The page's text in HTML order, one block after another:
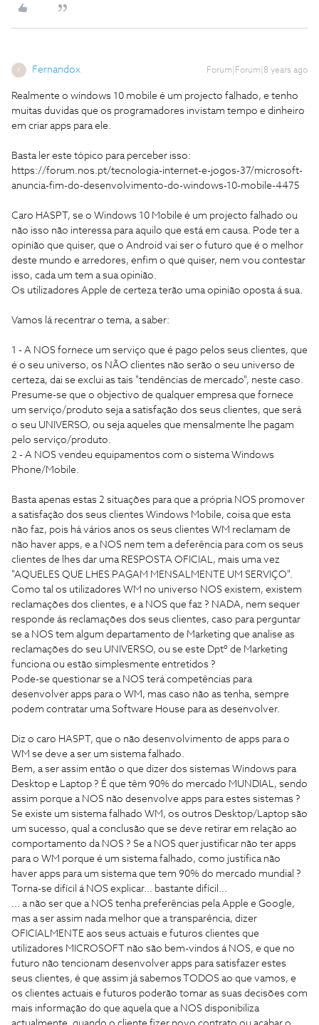
Fernandox Forum|Forum|8 years ago
Realmente o windows 10 mobile é um projecto falhado, e tenho
muitas duvidas que os programadores invistam tempo e dinheiro
em criar apps para ele.
Basta ler este tópico para perceber isso:
https://forum.nos.pt/tecnologia-internet-e-jogos-37/microsoft-
anuncia-fim-do-desenvolvimento-do-windows-10-mobile-4475
Caro HASPT, se o Windows 10 Mobile é um projecto falhado ou
não isso não interessa para aquilo que está em causa. Pode ter a
opinião que quiser, que o Android vai ser o futuro que é o melhor
deste mundo e arredores, enfim o que quiser, nem vou contestar
isso, cada um tem a sua opinião.
Os utilizadores Apple de certeza terão uma opinião oposta á sua.
Vamos lá recentrar o tema, a saber:
1 - A NOS fornece um serviço que é pago pelos seus clientes, que
é o seu universo, os NÃO clientes não serão o seu universo de
certeza, dai se exclui as tais "tendências de mercado", neste caso.
Presume-se que o objectivo de qualquer empresa que fornece
um serviço/produto seja a satisfação dos seus clientes, que será
o seu UNIVERSO, ou seja aqueles que mensalmente lhe pagam
pelo serviço/produto.
2 - A NOS vendeu equipamentos com o sistema Windows
Phone/Mobile.
Basta apenas estas 2 situações para que a própria NOS promover
a satisfação dos seus clientes Windows Mobile, coisa que esta
não faz, pois há vários anos os seus clientes WM reclamam de
não haver apps, e a NOS nem tem a deferência para com os seus
clientes de lhes dar uma RESPOSTA OFICIAL, mais uma vez
"AQUELES QUE LHES PAGAM MENSALMENTE UM SERVIÇO".
Como tal os utilizadores WM no universo NOS existem, existem
reclamações dos clientes, e a NOS que faz ? NADA, nem sequer
responde ás reclamações dos seus clientes, caso para perguntar
se a NOS tem algum departamento de Marketing que analise as
reclamações do seu UNIVERSO, ou se este Dptº de Marketing
funciona ou estão simplesmente entretidos ?
Pode-se questionar se a NOS terá competências para
desenvolver apps para o WM, mas caso não as tenha, sempre
podem contratar uma Software House para as desenvolver.
Diz o caro HASPT, que o não desenvolvimento de apps para o
WM se deve a ser um sistema falhado.
Bem, a ser assim então o que dizer dos sistemas Windows para
Desktop e Laptop ? É que têm 90% do mercado MUNDIAL, sendo
assim porque a NOS não desenvolve apps para estes sistemas ?
Se existe um sistema falhado WM, os outros Desktop/Laptop são
um sucesso, qual a conclusão que se deve retirar em relação ao
comportamento da NOS ? Se a NOS quer justificar não ter apps
para o WM porque é um sistema falhado, como justifica não
haver apps para um sistema que tem 90% do mercado mundial ?
Torna-se difícil á NOS explicar... bastante difícil...
... a não ser que a NOS tenha preferências pela Apple e Google,
mas a ser assim nada melhor que a transparência, dizer
OFICIALMENTE aos seus actuais e futuros clientes que
utilizadores MICROSOFT não são bem-vindos á NOS, e que no
futuro não tencionam desenvolver apps para satisfazer estes
seus clientes, é que assim já sabemos TODOS ao que vamos, e
os clientes actuais e futuros poderão tomar as suas decisões com
mais informação do que aquela que a NOS disponibiliza